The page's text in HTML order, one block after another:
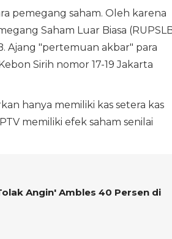
pemegang saham. Oleh karena
Saham Luar Biasa
Ajang "pertemuan akbar" para
Sirih nomor 17-19 Jakarta
hanya memiliki kas setera kas
memiliki efek saham senilai
Angin' Ambles 40 Persen di